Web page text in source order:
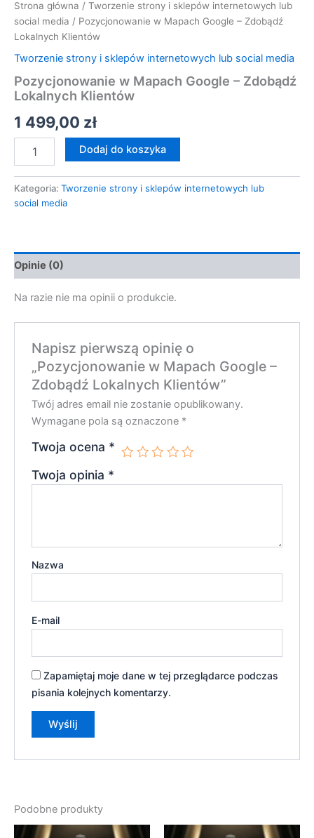
Strona główna / Tworzenie strony i sklepów internetowych lub
social media / Pozycjonowanie w Mapach Google – Zdobądź
Lokalnych Klientów
Tworzenie strony i sklepów internetowych lub social media
Pozycjonowanie w Mapach Google – Zdobądź
Lokalnych Klientów
1 499,00 zł
Dodaj do koszyka
Kategoria: Tworzenie strony i sklepów internetowych lub
social media
Opinie (0)
Na razie nie ma opinii o produkcie.
Napisz pierwszą opinię o
„Pozycjonowanie w Mapach Google –
Zdobądź Lokalnych Klientów”
Twój adres email nie zostanie opublikowany.
Wymagane pola są oznaczone *
Twoja ocena *
Twoja opinia *
Nazwa
E-mail
Zapamiętaj moje dane w tej przeglądarce podczas
pisania kolejnych komentarzy.
Podobne produkty